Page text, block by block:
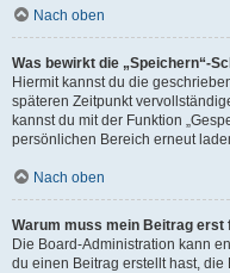
Nach oben
Was bewirkt die „Speichern“-
Hiermit kannst du die
späteren Zeitpunkt
kannst du mit der Funktion
persönlichen Bereich erneut
Nach oben
Warum muss mein Beitrag erst
Die Board-Administration kann
du einen Beitrag erstellt hast,